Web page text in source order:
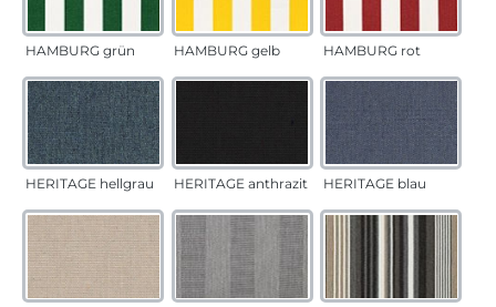
HAMBURG grün HAMBURG gelb HAMBURG rot
HERITAGE hellgrau HERITAGE anthrazit HERITAGE blau